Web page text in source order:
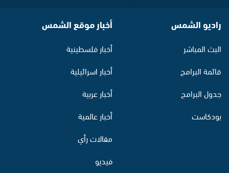
راديو الشمس
البث المباشر
قائمة البرامج
جدول البرامج
بودكاست
أخبار موقع الشمس
أخبار فلسطينية
أخبار اسرائيلية
أخبار عربية
أخبار عالمية
مقالات رأي
فيديو